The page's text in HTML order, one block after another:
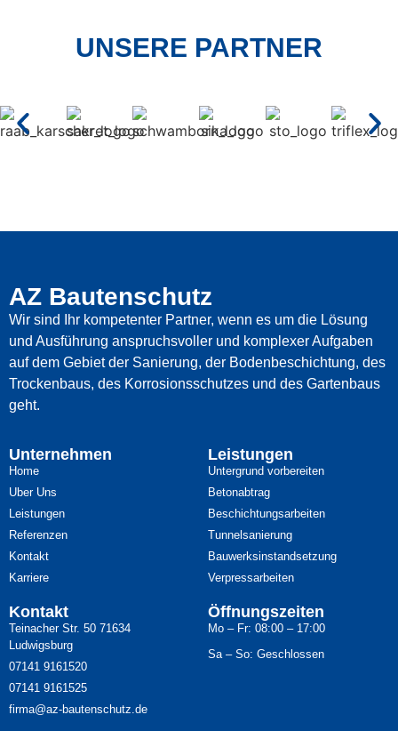
UNSERE PARTNER
AZ Bautenschutz
Wir sind Ihr kompetenter Partner, wenn es um die Lösung
und Ausführung anspruchsvoller und komplexer Aufgaben
auf dem Gebiet der Sanierung, der Bodenbeschichtung, des
Trockenbaus, des Korrosionsschutzes und des Gartenbaus
geht.
Unternehmen
Home
Uber Uns
Leistungen
Referenzen
Kontakt
Karriere
Leistungen
Untergrund vorbereiten
Betonabtrag
Beschichtungsarbeiten
Tunnelsanierung
Bauwerksinstandsetzung
Verpressarbeiten
Kontakt
Teinacher Str. 50 71634
Ludwigsburg
07141 9161520
07141 9161525
firma@az-bautenschutz.de
Öffnungszeiten
Mo – Fr: 08:00 – 17:00
Sa – So: Geschlossen